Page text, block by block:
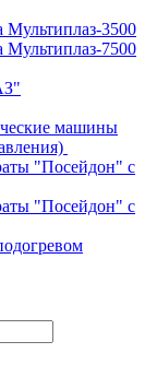
Мультиплаз-3500
Мультиплаз-7500
машины
"Посейдон" с
"Посейдон" с